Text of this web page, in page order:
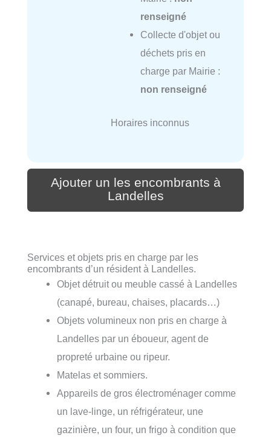
renseigné
Collecte d'objet ou
déchets pris en
charge par Mairie :
non renseigné
Horaires inconnus
Ajouter un les encombrants à
Landelles
Services et objets pris en charge par les
encombrants d’un résident à Landelles.
Objet détruit ou meuble cassé à Landelles
(canapé, bureau, chaises, placards…)
Objets volumineux non pris en charge à
Landelles par un éboueur, agent de
propreté urbaine ou ripeur.
Matelas et sommiers.
Appareils de gros électroménager comme
un lave-linge, un réfrigérateur, une
gazinière, un four, un frigo à condition que